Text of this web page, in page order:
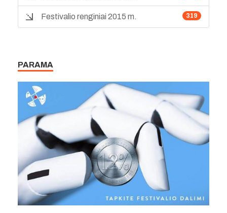
319
Festivalio renginiai 2015 m.
PARAMA